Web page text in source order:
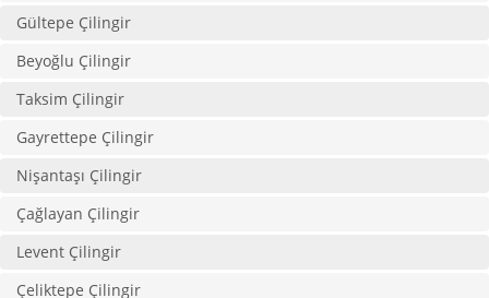
Gültepe Çilingir
Beyoğlu Çilingir
Taksim Çilingir
Gayrettepe Çilingir
Nişantaşı Çilingir
Çağlayan Çilingir
Levent Çilingir
Çeliktepe Çilingir